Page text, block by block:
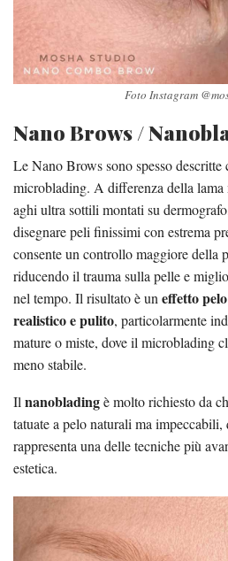
Foto Instagram
Nano Brows /
Le Nano Brows sono spesso descritte
microblading. A differenza della
aghi ultra sottili montati su
disegnare peli finissimi con estrema
consente un controllo maggiore della
riducendo il trauma sulla pelle e
nel tempo. Il risultato è un effetto
realistico e pulito, particolarmente
mature o miste, dove il microblading
meno stabile.
Il nanobladingè molto richiesto da
tatuate a pelo naturali ma
rappresenta una delle tecniche più
estetica.